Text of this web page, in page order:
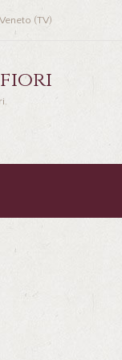
(TV)
fiori